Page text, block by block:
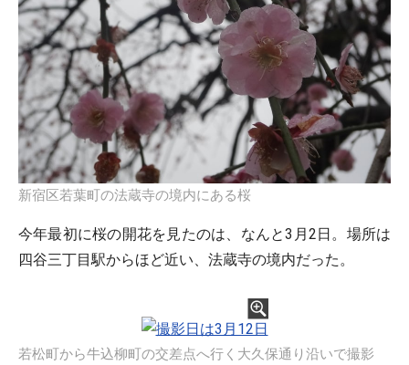
新宿区若葉町の法蔵寺の境内にある桜
今年最初に桜の開花を見たのは、なんと3月2日。場所は
四谷三丁目駅からほど近い、法蔵寺の境内だった。
若松町から牛込柳町の交差点へ行く大久保通り沿いで撮影